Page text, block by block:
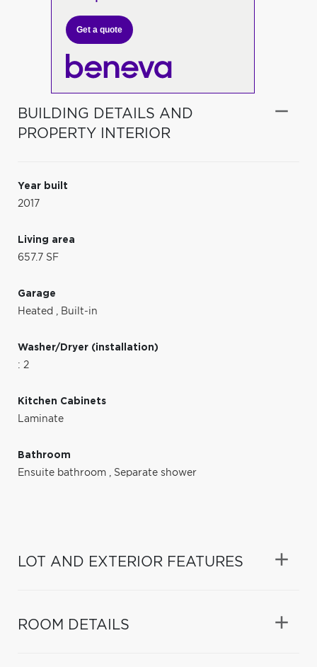
Get a quote
BUILDING DETAILS AND
PROPERTY INTERIOR
Year built
2017
Living area
657.7 SF
Garage
Heated , Built-in
Washer/Dryer (installation)
: 2
Kitchen Cabinets
Laminate
Bathroom
Ensuite bathroom , Separate shower
LOT AND EXTERIOR FEATURES
ROOM DETAILS